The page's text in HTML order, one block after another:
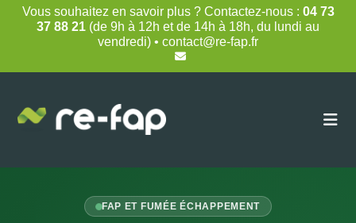
Vous souhaitez en savoir plus ? Contactez-nous : 04 73
37 88 21 (de 9h à 12h et de 14h à 18h, du lundi au
vendredi) • contact@re-fap.fr
FAP ET FUMÉE ÉCHAPPEMENT